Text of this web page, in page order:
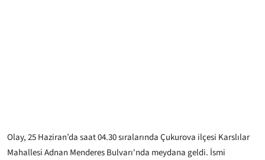
Olay, 25 Haziran’da saat 04.30 sıralarında Çukurova ilçesi Karslılar
Mahallesi Adnan Menderes Bulvarı'nda meydana geldi. İsmi